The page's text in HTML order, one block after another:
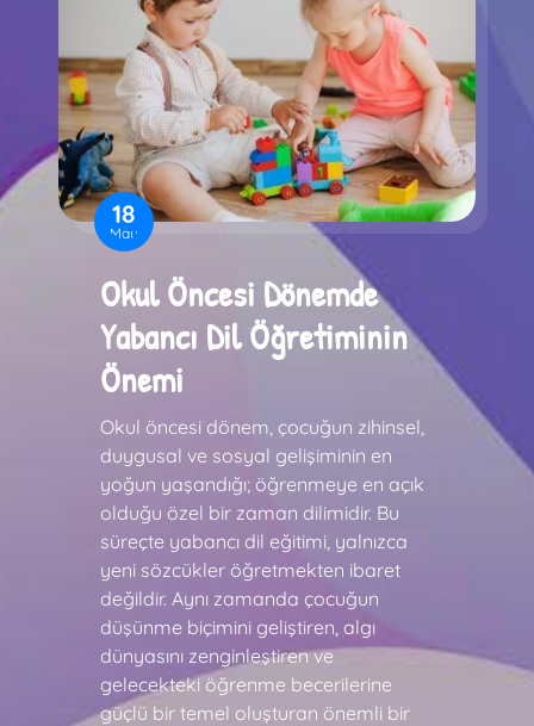
18
May
Okul Öncesi Dönemde
Yabancı Dil Öğretiminin
Önemi
Okul öncesi dönem, çocuğun zihinsel,
duygusal ve sosyal gelişiminin en
yoğun yaşandığı; öğrenmeye en açık
olduğu özel bir zaman dilimidir. Bu
süreçte yabancı dil eğitimi, yalnızca
yeni sözcükler öğretmekten ibaret
değildir. Aynı zamanda çocuğun
düşünme biçimini geliştiren, algı
dünyasını zenginleştiren ve
gelecekteki öğrenme becerilerine
güçlü bir temel oluşturan önemli bir